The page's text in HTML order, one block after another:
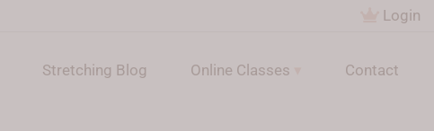
Login
Stretching Blog Online Classes Contact